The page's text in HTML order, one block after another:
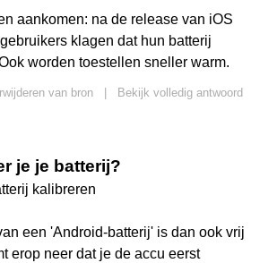
aankomen: na de release van iOS
klagen dat hun batterij
worden toestellen sneller warm.
van bron
Bekijk volledig antwoord
je je batterij?
kalibreren
een 'Android-batterij' is dan ook vrij
erop neer dat je de accu eerst